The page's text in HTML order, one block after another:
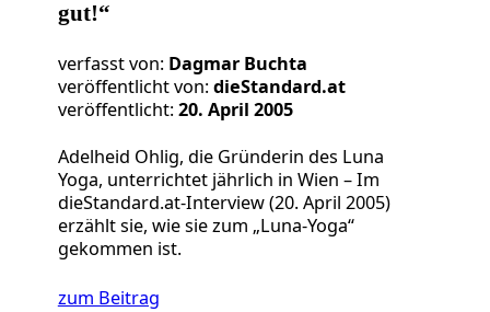
gut!“
verfasst von: Dagmar Buchta
veröffentlicht von:dieStandard.at
veröffentlicht:20. April 2005
Adelheid Ohlig, die Gründerin des Luna
Yoga, unterrichtet jährlich in Wien – Im
dieStandard.at-Interview (20. April 2005)
erzählt sie, wie sie zum „Luna-Yoga“
gekommen ist.
zum Beitrag